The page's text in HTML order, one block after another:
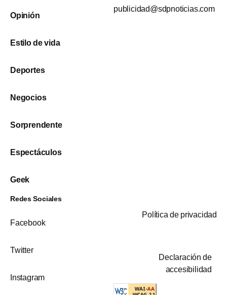
Opinión
Estilo de vida
Deportes
Negocios
Sorprendente
Espectáculos
Geek
publicidad@sdpnoticias.com
Redes Sociales
Facebook
Twitter
Instagram
Política de privacidad
Declaración de
accesibilidad